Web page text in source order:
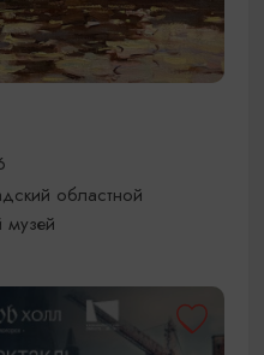
областной
музей